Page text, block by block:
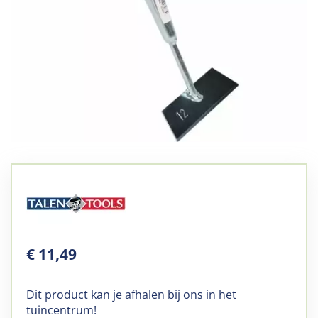
€ 11,49
Dit product kan je afhalen bij ons in het
tuincentrum!